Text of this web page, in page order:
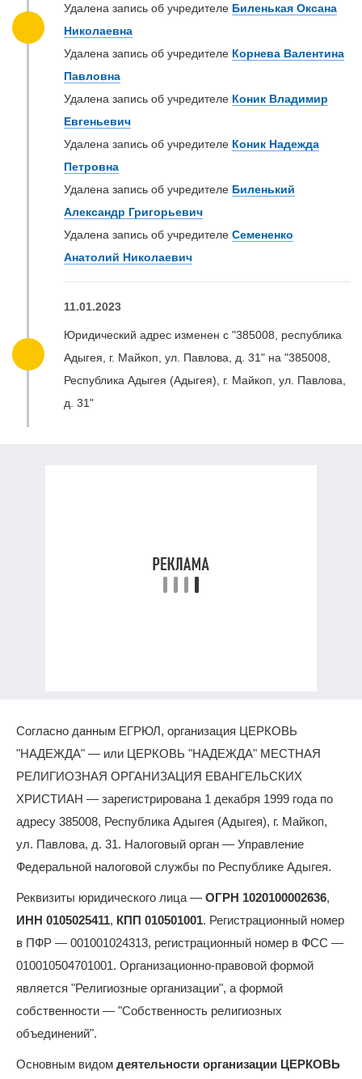
Удалена запись об учредителе Биленькая Оксана
Николаевна
Удалена запись об учредителе Корнева Валентина
Павловна
Удалена запись об учредителе Коник Владимир
Евгеньевич
Удалена запись об учредителе Коник Надежда
Петровна
Удалена запись об учредителе Биленький
Александр Григорьевич
Удалена запись об учредителе Семененко
Анатолий Николаевич
11.01.2023
Юридический адрес изменен с "385008, республика
Адыгея, г. Майкоп, ул. Павлова, д. 31" на "385008,
Республика Адыгея (Адыгея), г. Майкоп, ул. Павлова,
д. 31"
Согласно данным ЕГРЮЛ, организация ЦЕРКОВЬ
"НАДЕЖДА" — или ЦЕРКОВЬ "НАДЕЖДА" МЕСТНАЯ
РЕЛИГИОЗНАЯ ОРГАНИЗАЦИЯ ЕВАНГЕЛЬСКИХ
ХРИСТИАН — зарегистрирована 1 декабря 1999 года по
адресу 385008, Республика Адыгея (Адыгея), г. Майкоп,
ул. Павлова, д. 31. Налоговый орган — Управление
Федеральной налоговой службы по Республике Адыгея.
Реквизиты юридического лица — ОГРН 1020100002636,
ИНН 0105025411, КПП 010501001. Регистрационный номер
в ПФР — 001001024313, регистрационный номер в ФСС —
010010504701001. Организационно-правовой формой
является "Религиозные организации", а формой
собственности — "Собственность религиозных
объединений".
Основным видом деятельности организации ЦЕРКОВЬ